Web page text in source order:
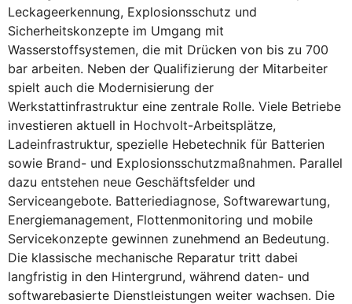
Leckageerkennung, Explosionsschutz und
Sicherheitskonzepte im Umgang mit
Wasserstoffsystemen, die mit Drücken von bis zu 700
bar arbeiten. Neben der Qualifizierung der Mitarbeiter
spielt auch die Modernisierung der
Werkstattinfrastruktur eine zentrale Rolle. Viele Betriebe
investieren aktuell in Hochvolt-Arbeitsplätze,
Ladeinfrastruktur, spezielle Hebetechnik für Batterien
sowie Brand- und Explosionsschutzmaßnahmen. Parallel
dazu entstehen neue Geschäftsfelder und
Serviceangebote. Batteriediagnose, Softwarewartung,
Energiemanagement, Flottenmonitoring und mobile
Servicekonzepte gewinnen zunehmend an Bedeutung.
Die klassische mechanische Reparatur tritt dabei
langfristig in den Hintergrund, während daten- und
softwarebasierte Dienstleistungen weiter wachsen. Die